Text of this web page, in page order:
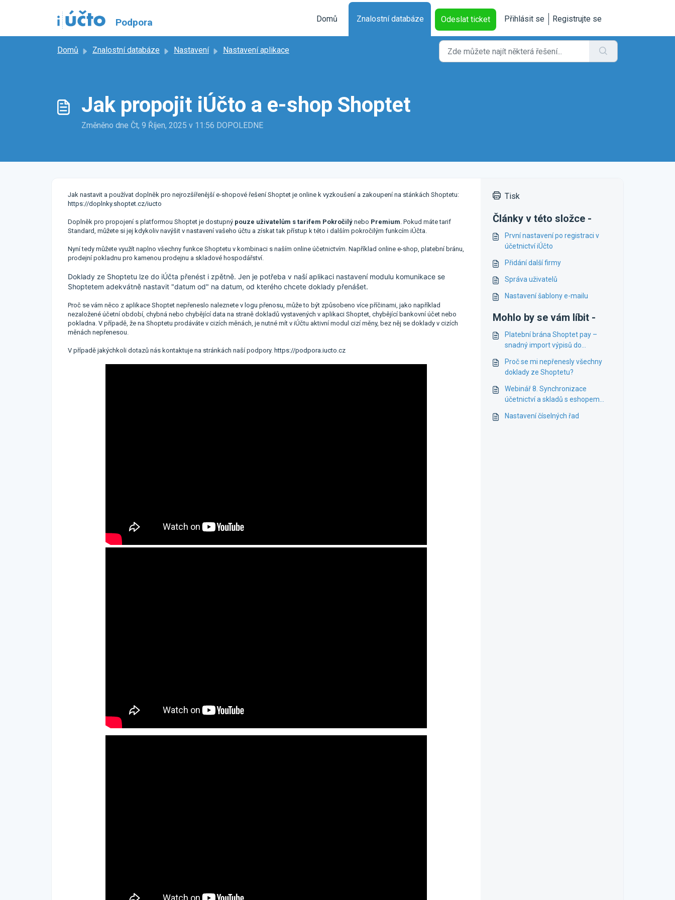
Podpora Domů Znalostní databáze Odeslat ticket Přihlásit se Registrujte se
Domů Znalostní databáze Nastavení Nastavení aplikace
Jak propojit iÚčto a e-shop Shoptet
Změněno dne Čt, 9 Říjen, 2025 v 11:56 DOPOLEDNE
Jak nastavit a používat doplněk pro nejrozšířenější e-shopové řešení Shoptet je online k vyzkoušení a zakoupení na stánkách Shoptetu:
https://doplnky.shoptet.cz/iucto
Doplněk pro propojení s platformou Shoptet je dostupný pouze uživatelům s tarifem Pokročilý nebo Premium. Pokud máte tarif
Standard, můžete si jej kdykoliv navýšit v nastavení vašeho účtu a získat tak přístup k této i dalším pokročilým funkcím iÚčta.
Nyní tedy můžete využít naplno všechny funkce Shoptetu v kombinaci s naším online účetnictvím. Například online e-shop, platební bránu,
prodejní pokladnu pro kamenou prodejnu a skladové hospodářství.
Doklady ze Shoptetu lze do iÚčta přenést i zpětně. Jen je potřeba v naší aplikaci nastavení modulu komunikace se
Shoptetem adekvátně nastavit "datum od" na datum, od kterého chcete doklady přenášet.
Proč se vám něco z aplikace Shoptet nepřeneslo naleznete v logu přenosu, může to být způsobeno více příčinami, jako například
nezaložené účetní období, chybná nebo chybějící data na straně dokladů vystavených v aplikaci Shoptet, chybějící bankovní účet nebo
pokladna. V případě, že na Shoptetu prodáváte v cizích měnách, je nutné mít v iÚčtu aktivní modul cizí měny, bez něj se doklady v cizích
měnách nepřenesou.
V případě jakýchkoli dotazů nás kontaktuje na stránkách naší podpory. https://podpora.iucto.cz
Tisk
Články v této složce -
První nastavení po registraci v
účetnictví iÚčto
Přidání další firmy
Správa uživatelů
Nastavení šablony e-mailu
Mohlo by se vám líbit -
Platební brána Shoptet pay –
snadný import výpisů do
Proč se mi nepřenesly všechny
doklady ze Shoptetu?
Webinář 8. Synchronizace
účetnictví a skladů s eshopem
Nastavení číselných řad